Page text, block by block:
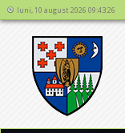
luni, 10 august 2026 09:43:26